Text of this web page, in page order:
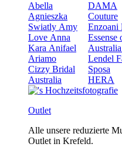
Abella
Agnieszka
Swiatly Amy
Love Anna
Kara Anifael
Ariamo
Cizzy Bridal
Australia
DAMA
Couture
Enzoani
Essense
Australia
Lendel
Sposa
HERA
Outlet
Alle unsere reduzierte
Outlet in Krefeld.